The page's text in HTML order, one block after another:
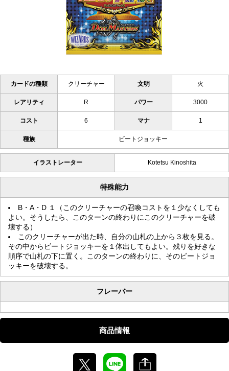
カードの種類 クリーチャー 文明 火
レアリティ R パワー 3000
コスト 6 マナ 1
種族 ビートジョッキー
イラストレーター Kotetsu Kinoshita
特殊能力
B・A・D １（このクリーチャーの召喚コストを１少なくしても
よい。そうしたら、このターンの終わりにこのクリーチャーを破
壊する）
このクリーチャーが出た時、自分の山札の上から３枚を見る。
その中からビートジョッキーを１体出してもよい。残りを好きな
順序で山札の下に置く。このターンの終わりに、そのビートジョ
ッキーを破壊する。
フレーバー
商品情報